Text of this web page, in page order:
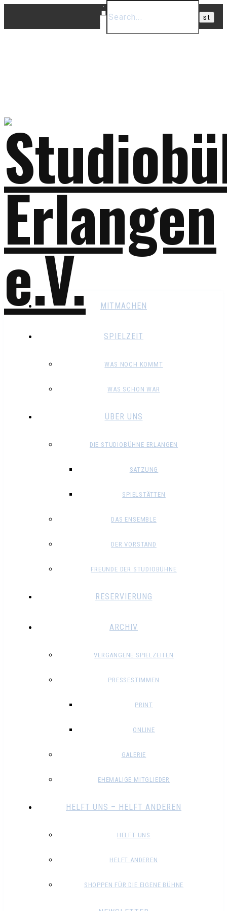
MITMACHEN
SPIELZEIT
WAS NOCH KOMMT
WAS SCHON WAR
ÜBER UNS
DIE STUDIOBÜHNE ERLANGEN
SATZUNG
SPIELSTÄTTEN
DAS ENSEMBLE
DER VORSTAND
FREUNDE DER STUDIOBÜHNE
RESERVIERUNG
ARCHIV
VERGANGENE SPIELZEITEN
PRESSESTIMMEN
PRINT
ONLINE
GALERIE
EHEMALIGE MITGLIEDER
HELFT UNS – HELFT ANDEREN
HELFT UNS
HELFT ANDEREN
SHOPPEN FÜR DIE EIGENE BÜHNE